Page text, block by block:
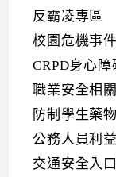
反霸凌專區
校園危機事
CRPD身心
職業安全相
防制學生藥
公務人員利
交通安全入